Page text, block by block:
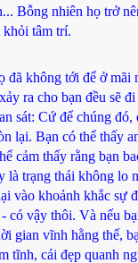
Bỗng nhiên họ trở
khỏi tâm trí.
đã không tới để ở mãi
ra cho bạn đều sẽ
sát: Cứ để chúng đó,
lại. Bạn có thể thấy
cảm thấy rằng bạn
là trạng thái không lo
vào khoảnh khắc sự
có vậy thôi. Và nếu
gian vĩnh hằng thế,
tĩnh, cái đẹp quanh